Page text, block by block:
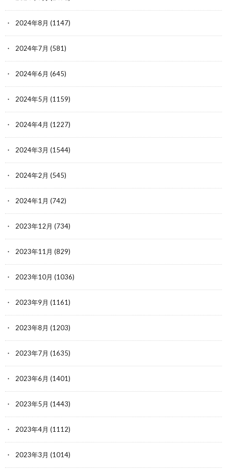
2024年8月 (1147)
2024年7月 (581)
2024年6月 (645)
2024年5月 (1159)
2024年4月 (1227)
2024年3月 (1544)
2024年2月 (545)
2024年1月 (742)
2023年12月 (734)
2023年11月 (829)
2023年10月 (1036)
2023年9月 (1161)
2023年8月 (1203)
2023年7月 (1635)
2023年6月 (1401)
2023年5月 (1443)
2023年4月 (1112)
2023年3月 (1014)